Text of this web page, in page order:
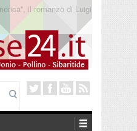
la processione in mare
la reliquia